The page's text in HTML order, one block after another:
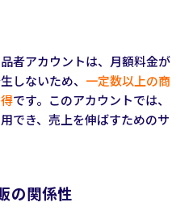
者アカウントは、月額料金が
しないため、 一定数以上の商
です。このアカウントでは、
でき、売上を伸ばすためのサ
の関係性